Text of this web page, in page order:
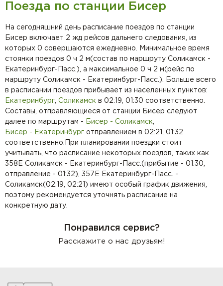
Понравился сервис?
Расскажите о нас друзьям!
Поезда по станции Бисер
На сегодняшний день расписание поездов по станции
Бисер включает 2 жд рейсов дальнего следования, из
которых 0 совершаются ежедневно. Минимальное время
стоянки поездов 0 ч 2 м(состав по маршруту Соликамск -
Екатеринбург-Пасс.), а максимальное 0 ч 2 м(рейс по
маршруту Соликамск - Екатеринбург-Пасс.). Больше всего
в расписании поездов прибывает из населенных пунктов:
Екатеринбург Соликамск в 02:19, 01:30 соответственно.
Составы, отправляющиеся от станции Бисер следуют
далее по маршрутам -
Бисер - Соликамск
Бисер - Екатеринбург отправлением в 02:21, 01:32
соответственно.При планировании поездки стоит
учитывать, что расписание некоторых поездов, таких как
358Е Соликамск - Екатеринбург-Пасс.(прибытие - 01:30,
отправление - 01:32), 357Е Екатеринбург-Пасс. -
Соликамск(02:19, 02:21) имеют особый график движения,
поэтому рекомендуется уточнять расписание на
конкретную дату.